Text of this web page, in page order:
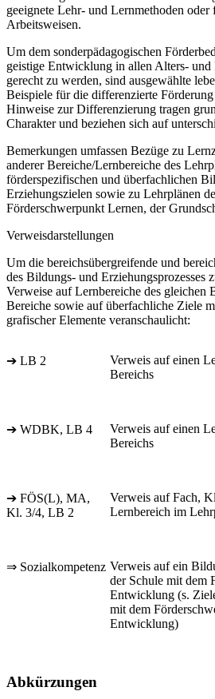
geeignete Lehr- und Lernmethoden oder
Arbeitsweisen.
Um dem sonderpädagogischen
geistige Entwicklung in allen Alters-
gerecht zu werden, sind ausgewählte
Beispiele für die differenzierte
Hinweise zur Differenzierung tragen
Charakter und beziehen sich auf
Bemerkungen umfassen Bezüge zu
anderer Bereiche/Lernbereiche des
förderspezifischen und überfachlichen
Erziehungszielen sowie zu Lehrplänen
Förderschwerpunkt Lernen, der
Verweisdarstellungen
Um die bereichsübergreifende und
des Bildungs- und Erziehungsprozesses
Verweise auf Lernbereiche des gleichen
Bereiche sowie auf überfachliche Ziele
grafischer Elemente veranschaulicht:
➔ LB 2
Verweis auf einen
Bereichs
➔ WDBK, LB 4
Verweis auf einen
Bereichs
➔ FÖS(L), MA,
Kl. 3/4, LB 2
Verweis auf Fach,
Lernbereich im
⇒ Sozialkompetenz Verweis auf ein
der Schule mit dem
Entwicklung (s.
mit dem
Entwicklung)
Abkürzungen